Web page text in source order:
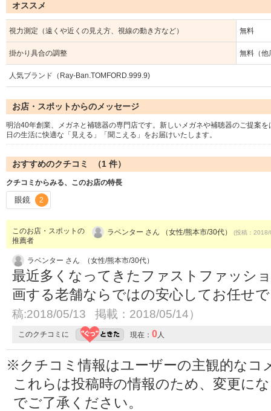
オススメ
視力測定（遠くや近くの見え方、視線の動き方など） 無料
掛かり具合の調整 無料（他
人気ブランド（Ray-Ban.TOMFORD.999.9)
お店・スポットからのメッセージ
明治40年創業、メガネと補聴器の専門店です。新しいメガネや補聴器のご提案
日の生活に快適な「見える」「聞こえる」をお届けいたします。
おすすめのクチコミ （1 件）
クチコミからみる、このお店の特長
眼鏡 2
このお店・スポットの
推薦者
ラベンター さん （女性/熊本市/30代） (投稿：
ラベンター さん （女性/熊本市/30代）
最近多くなってきたファストファッシ
画する老舗ならではの安心してお任せ
稿:2018/05/13 掲載：2018/05/14）
このクチコミに 現在： 0 人
※クチコミ情報はユーザーの主観的なコ
これらは投稿時の情報のため、変更に
でご了承ください。